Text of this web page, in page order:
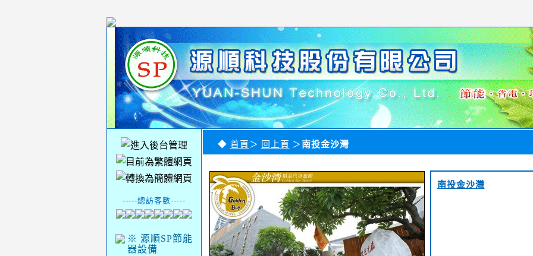
-----總訪客數-----
※ 源順SP節能
器設備
◆ 首頁 ＞ 回上頁 ＞南投金沙灣
南投金沙灣